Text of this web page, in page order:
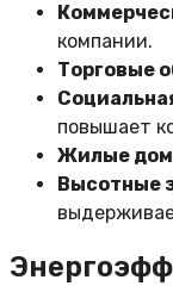
компании.
Торговые
повышает
Жилые
Высотные